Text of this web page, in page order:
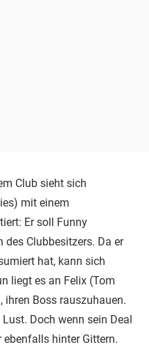
Club sieht sich
mit einem
Er soll Funny
des Clubbesitzers. Da er
hat, kann sich
liegt es an Felix (Tom
ihren Boss rauszuhauen.
Doch wenn sein Deal
hinter Gittern.